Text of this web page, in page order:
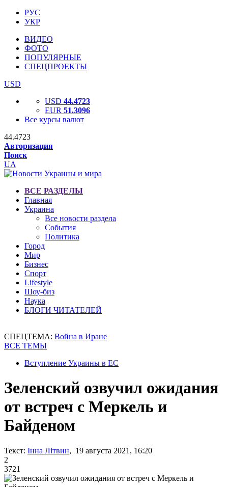
РУС
УКР
ВИДЕО
ФОТО
ПОПУЛЯРНЫЕ
СПЕЦПРОЕКТЫ
USD
USD 44.4723
EUR 51.3096
Все курсы валют
44.4723
Авторизация
Поиск
UA
ВСЕ РАЗДЕЛЫ
Главная
Украина
Все новости раздела
События
Политика
Город
Мир
Бизнес
Спорт
Lifestyle
Шоу-биз
Наука
БЛОГИ ЧИТАТЕЛЕЙ
СПЕЦТЕМА: Война в Иране
ВСЕ ТЕМЫ
Вступление Украины в ЕС
Зеленский озвучил ожидания
от встреч с Меркель и
Байденом
Текст: Інна Літвин, 19 августа 2021, 16:20
2
3721